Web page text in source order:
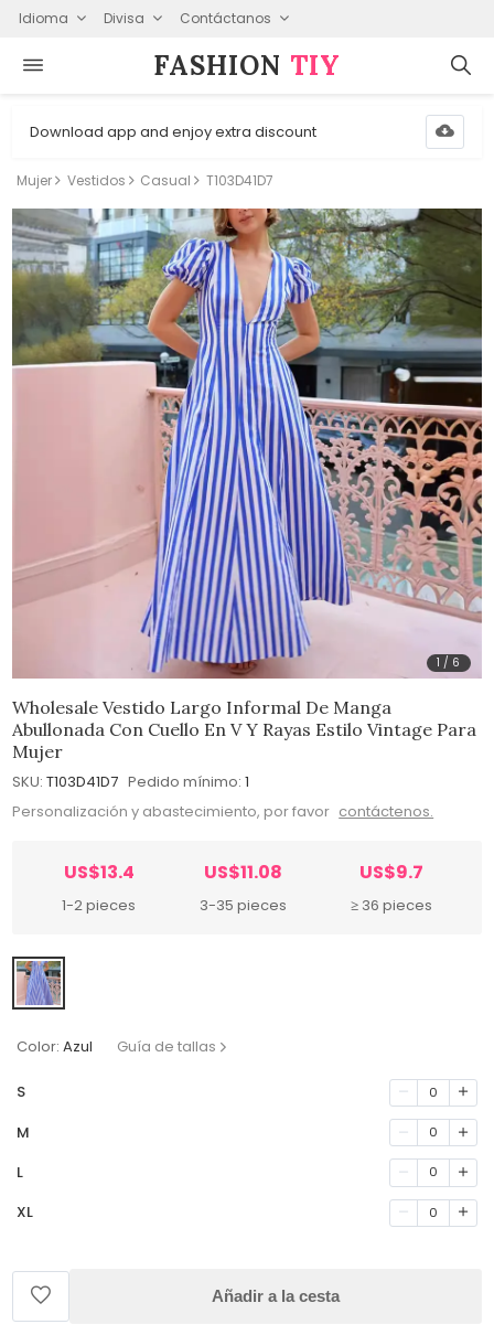
Idioma Divisa Contáctanos
FASHION⁠ TIY
Download app and enjoy extra discount
Mujer Vestidos Casual T103D41D7
1 / 6
Wholesale Vestido Largo Informal De Manga
Abullonada Con Cuello En V Y Rayas Estilo Vintage Para
Mujer
SKU: T103D41D7 Pedido mínimo: 1
Personalización y abastecimiento, por favor contáctenos.
US$13.4
1-2 pieces
US$11.08
3-35 pieces
US$9.7
≥ 36 pieces
Color: Azul Guía de tallas
S 0
M 0
L 0
XL 0
Añadir a la cesta